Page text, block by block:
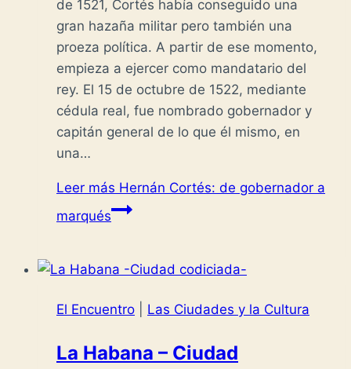
de 1521, Cortés había conseguido una
gran hazaña militar pero también una
proeza política. A partir de ese momento,
empieza a ejercer como mandatario del
rey. El 15 de octubre de 1522, mediante
cédula real, fue nombrado gobernador y
capitán general de lo que él mismo, en
una…
Leer más Hernán Cortés: de gobernador a
marqués
El Encuentro Las Ciudades y la Cultura
La Habana – Ciudad